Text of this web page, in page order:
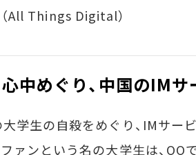
（All Things Digital）
中めぐり、中国のIM
学生の自殺をめぐり、IMサー
ァンという名の大学生は、